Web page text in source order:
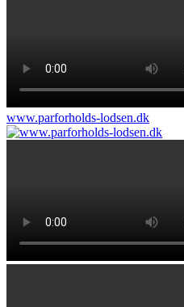
www.parforholds-lodsen.dk